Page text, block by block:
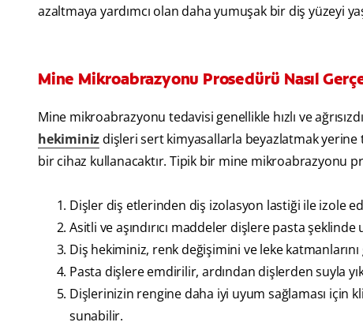
azaltmaya yardımcı olan daha yumuşak bir diş yüzeyi
Mine Mikroabrazyonu Prosedürü Nasıl
Mine mikroabrazyonu tedavisi genellikle hızlı ve
hekiminizdişleri sert kimyasallarla beyazlatmak
bir cihaz kullanacaktır. Tipik bir mine mikroabrazyonu
Dişler diş etlerinden diş izolasyon lastiği ile izole
Asitli ve aşındırıcı maddeler dişlere pasta şeklinde
Diş hekiminiz, renk değişimini ve leke
Pasta dişlere emdirilir, ardından dişlerden suyla
Dişlerinizin rengine daha iyi uyum sağlaması için
sunabilir.